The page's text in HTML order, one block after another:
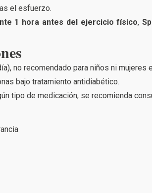
el esfuerzo.
1 hora antes del ejercicio físico,
no recomendado para niños ni mujeres
bajo tratamiento antidiabético.
tipo de medicación, se recomienda